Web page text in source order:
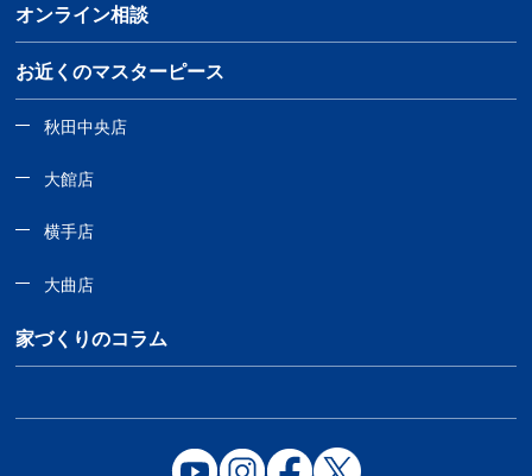
オンライン相談
お近くのマスターピース
秋田中央店
大館店
横手店
大曲店
家づくりのコラム